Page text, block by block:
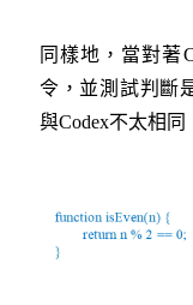
同樣地，當對著
令，並測試判斷
與Codex不太相同